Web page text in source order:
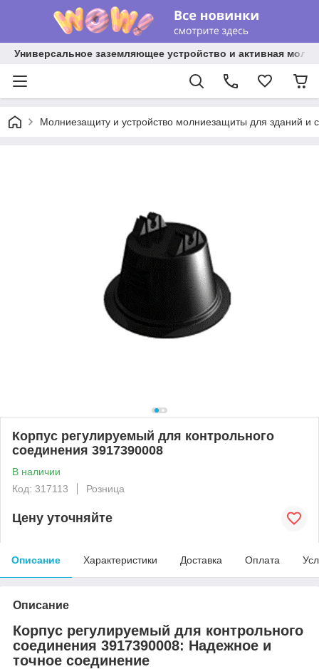
Универсальное заземляющее устройство и активная
Молниезащиту и устройство молниезащиты для зданий и
Корпус регулируемый для контрольного
соединения 3917390008
В наличии
Код: 317113
Розница
Цену уточняйте
Описание Характеристики Доставка Оплата
Описание
Корпус регулируемый для контрольного
соединения 3917390008: Надежное и
точное соединение